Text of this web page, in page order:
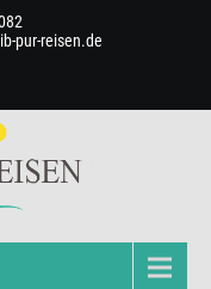
pur-reisen.de